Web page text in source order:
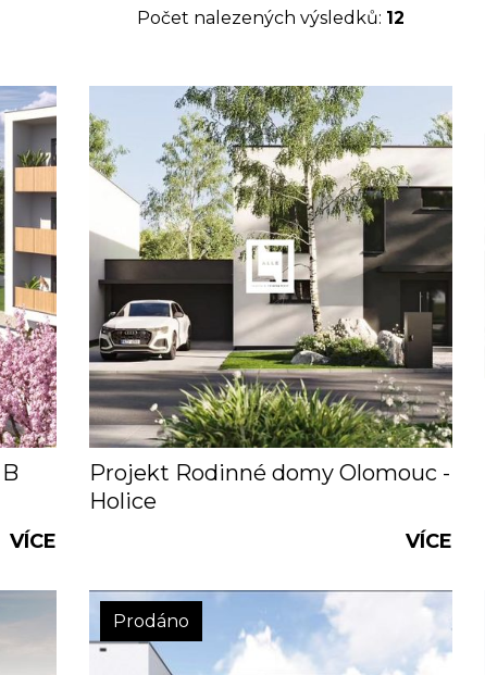
Počet nalezených výsledků: 12
VÍCE
Projekt Rodinné domy Olomouc -
Holice
VÍCE
Prodáno